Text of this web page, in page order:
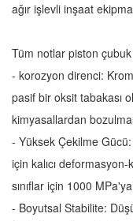
ağır işlevli inşaat
Tüm notlar piston çubuk
- korozyon direnci:
pasif bir oksit tabakası
kimyasallardan
- Yüksek Çekilme
için kalıcı
sınıflar için 1000
- Boyutsal Stabilite: